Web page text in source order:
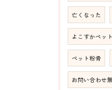
亡くなった
よこすかペッ
ペット粉骨
お問い合わせ